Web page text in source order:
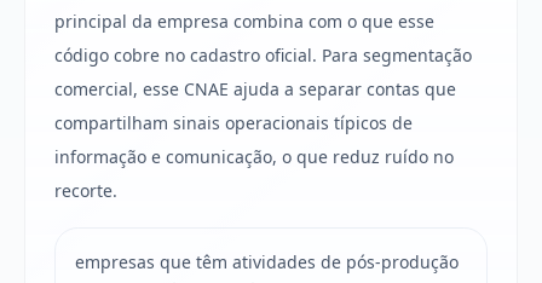
principal da empresa combina com o que esse
código cobre no cadastro oficial. Para segmentação
comercial, esse CNAE ajuda a separar contas que
compartilham sinais operacionais típicos de
informação e comunicação, o que reduz ruído no
recorte.
empresas que têm atividades de pós-produção